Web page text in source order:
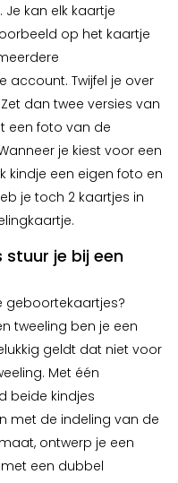
kan elk kaartje
op het kaartje
account. Twijfel je over
dan twee versies van
een foto van de
je kiest voor een
kindje een eigen foto en
je toch 2 kaartjes in
je bij een
geboortekaartjes?
tweeling ben je een
geldt dat niet voor
Met één
beide kindjes
met de indeling van de
ontwerp je een
een dubbel